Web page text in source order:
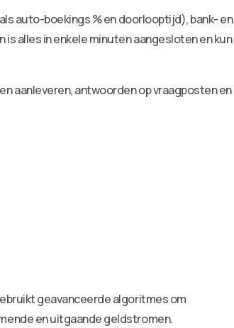
auto-boekings % en doorlooptijd), bank- en
alles in enkele minuten aangesloten en kun
aanleveren, antwoorden op vraagposten en
geavanceerde algoritmes om
en uitgaande geldstromen.